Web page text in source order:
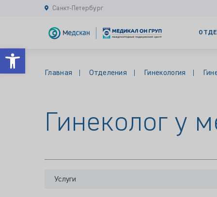
Открыть панель инструментов
Санкт-Петербург
Главная Отделения Гинекология
Гинеколог у
Услуги